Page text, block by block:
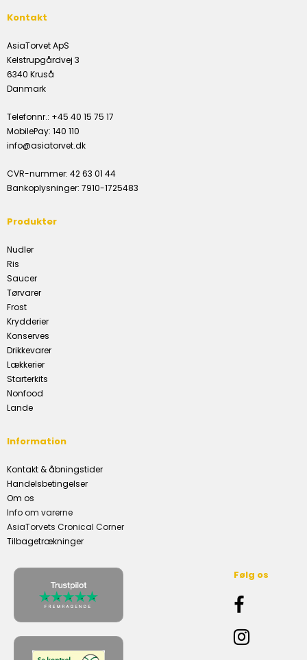
Kontakt
AsiaTorvet ApS
Kelstrupgårdvej 3
6340 Kruså
Danmark
Telefonnr.: +45 40 15 75 17
MobilePay: 140 110
info@asiatorvet.dk
CVR-nummer: 42 63 01 44
Bankoplysninger: 7910-1725483
Produkter
Nudler
Ris
Saucer
Tørvarer
Frost
Krydderier
Konserves
Drikkevarer
Lækkerier
Starterkits
Nonfood
Lande
Information
Kontakt & åbningstider
Handelsbetingelser
Om os
Info om varerne
AsiaTorvets Cronical Corner
Tilbagetrækninger
Følg os